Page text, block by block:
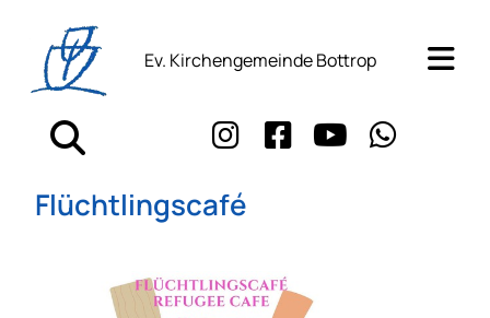
Ev. Kirchengemeinde Bottrop
Flüchtlingscafé